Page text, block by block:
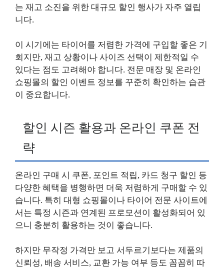
는 재고 소진을 위한 대규모 할인 행사가 자주 열립
니다.
이 시기에는 타이어를 저렴한 가격에 구입할 좋은 기
회지만, 재고 상황이나 사이즈 선택이 제한적일 수
있다는 점도 고려해야 합니다. 전문 매장 및 온라인
쇼핑몰의 할인 이벤트 정보를 꾸준히 확인하는 습관
이 중요합니다.
할인 시즌 활용과 온라인 쿠폰 전
략
온라인 구매 시 쿠폰, 포인트 적립, 카드 청구 할인 등
다양한 혜택을 병행하면 더욱 저렴하게 구매할 수 있
습니다. 특히 대형 쇼핑몰이나 타이어 전문 사이트에
서는 특정 시즌과 연계된 프로모션이 활성화되어 있
으니 충분히 활용하는 것이 좋습니다.
하지만 무작정 가격만 보고 서두르기보다는 제품의
신뢰성, 배송 서비스, 교환 가능 여부 등도 꼼꼼히 따